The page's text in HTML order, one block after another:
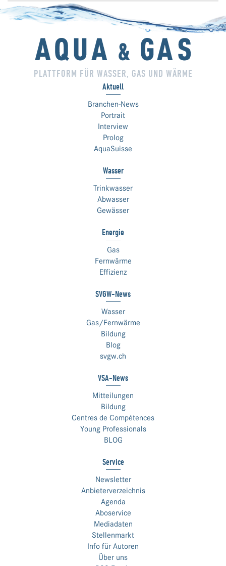
PLATTFORM FÜR WASSER, GAS UND WÄRME
Aktuell
Branchen-News
Portrait
Interview
Prolog
AquaSuisse
Wasser
Trinkwasser
Abwasser
Gewässer
Energie
Gas
Fernwärme
Effizienz
SVGW-News
Wasser
Gas/Fernwärme
Bildung
Blog
svgw.ch
VSA-News
Mitteilungen
Bildung
Centres de Compétences
Young Professionals
BLOG
Service
Newsletter
Anbieterverzeichnis
Agenda
Aboservice
Mediadaten
Stellenmarkt
Info für Autoren
Über uns